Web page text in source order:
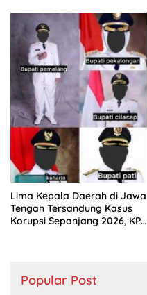
Lima Kepala Daerah di Jawa
Tengah Tersandung Kasus
Korupsi Sepanjang 2026, KPK
Popular Post